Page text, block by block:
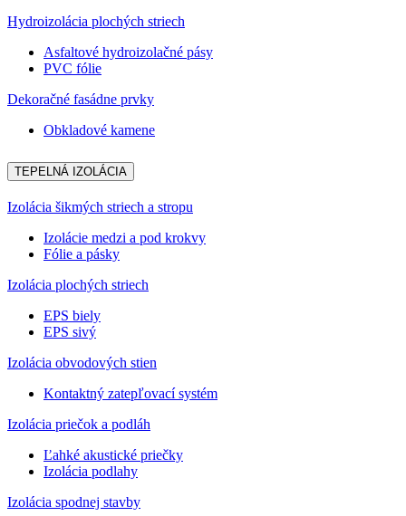
Hydroizolácia plochých striech
Asfaltové hydroizolačné pásy
PVC fólie
Dekoračné fasádne prvky
Obkladové kamene
TEPELNÁ IZOLÁCIA
Izolácia šikmých striech a stropu
Izolácie medzi a pod krokvy
Fólie a pásky
Izolácia plochých striech
EPS biely
EPS sivý
Izolácia obvodových stien
Kontaktný zatepľovací systém
Izolácia priečok a podláh
Ľahké akustické priečky
Izolácia podlahy
Izolácia spodnej stavby